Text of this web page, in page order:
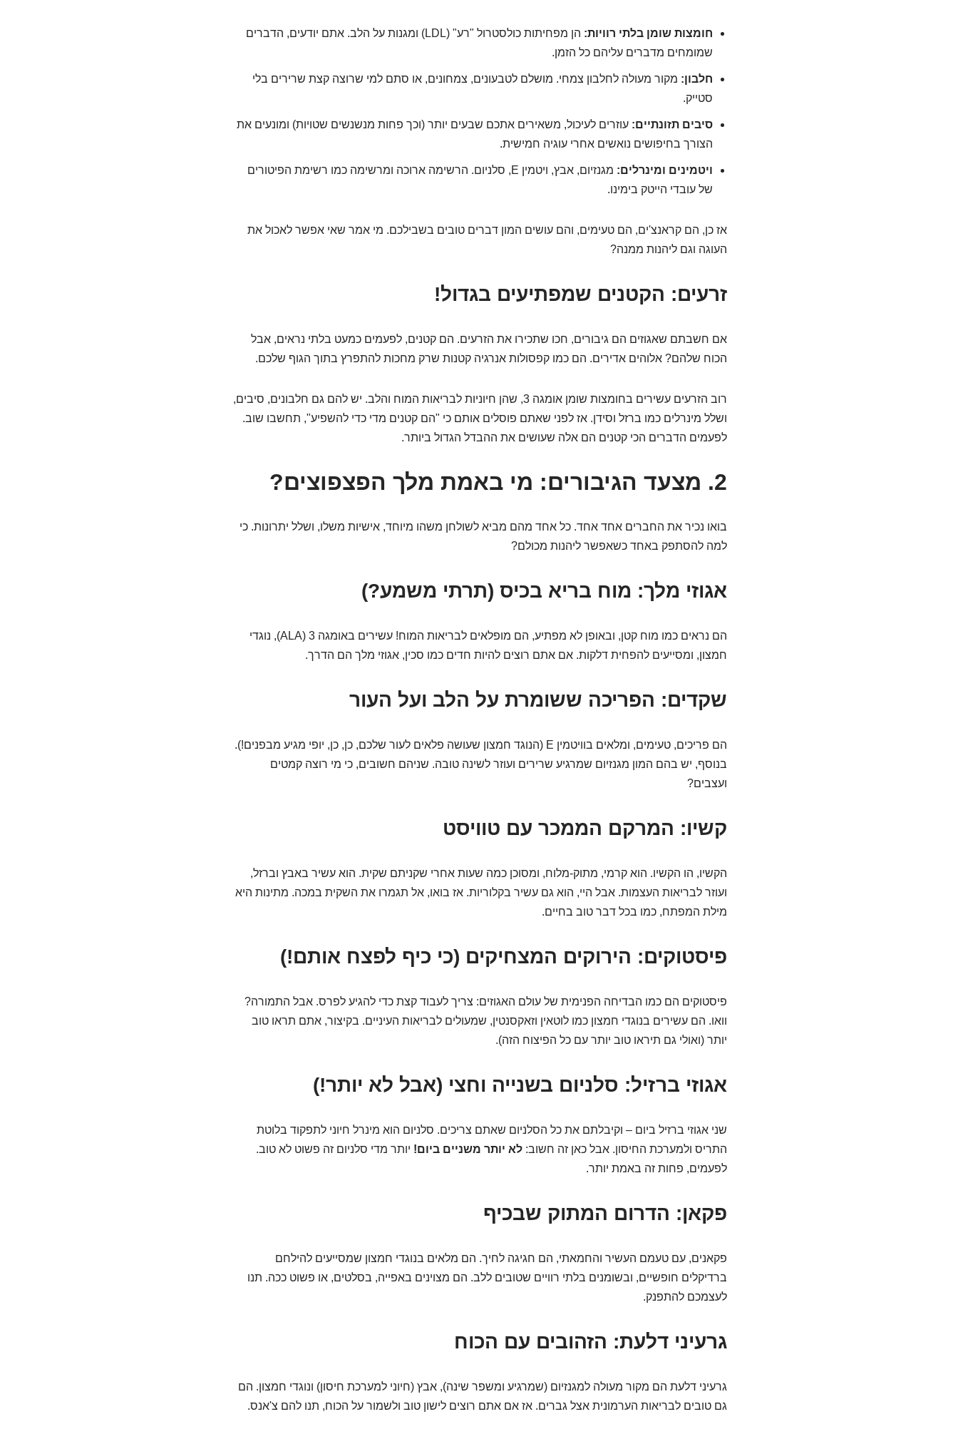
חומצות שומן בלתי רוויות:
הן מפחיתות כולסטרול "רע" (LDL) ומגנות על הלב. אתם יודעים, הדברים
שמומחים מדברים עליהם כל הזמן.
חלבון: מקור מעולה לחלבון צמחי. מושלם לטבעונים, צמחונים, או סתם למי שרוצה קצת שרירים בלי
סטייק.
סיבים תזונתיים: עוזרים לעיכול, משאירים אתכם שבעים יותר (וכך פחות מנשנשים שטויות) ומונעים את
הצורך בחיפושים נואשים אחרי עוגיה חמישית.
ויטמינים ומינרלים:
מגנזיום, אבץ, ויטמין E, סלניום. הרשימה ארוכה ומרשימה כמו רשימת הפיטורים
של עובדי הייטק בימינו.
אז כן, הם קראנצ'ים, הם טעימים, והם עושים המון דברים טובים בשבילכם. מי אמר שאי אפשר לאכול את
העוגה וגם ליהנות ממנה?
זרעים: הקטנים שמפתיעים בגדול!
אם חשבתם שאגוזים הם גיבורים, חכו שתכירו את הזרעים. הם קטנים, לפעמים כמעט בלתי נראים, אבל
הכוח שלהם? אלוהים אדירים. הם כמו קפסולות אנרגיה קטנות שרק מחכות להתפרץ בתוך הגוף שלכם.
רוב הזרעים עשירים בחומצות שומן אומגה 3, שהן חיוניות לבריאות המוח והלב. יש להם גם חלבונים, סיבים,
ושלל מינרלים כמו ברזל וסידן. אז לפני שאתם פוסלים אותם כי "הם קטנים מדי כדי להשפיע", תחשבו שוב.
לפעמים הדברים הכי קטנים הם אלה שעושים את ההבדל הגדול ביותר.
2. מצעד הגיבורים: מי באמת מלך הפצפוצים?
בואו נכיר את החברים אחד אחד. כל אחד מהם מביא לשולחן משהו מיוחד, אישיות משלו, ושלל יתרונות. כי
למה להסתפק באחד כשאפשר ליהנות מכולם?
אגוזי מלך: מוח בריא בכיס (תרתי משמע?)
הם נראים כמו מוח קטן, ובאופן לא מפתיע, הם מופלאים לבריאות המוח! עשירים באומגה 3 (ALA), נוגדי
חמצון, ומסייעים להפחית דלקות. אם אתם רוצים להיות חדים כמו סכין, אגוזי מלך הם הדרך.
שקדים: הפריכה ששומרת על הלב ועל העור
הם פריכים, טעימים, ומלאים בוויטמין E (הנוגד חמצון שעושה פלאים לעור שלכם, כן, כן, יופי מגיע מבפנים!).
בנוסף, יש בהם המון מגנזיום שמרגיע שרירים ועוזר לשינה טובה. שניהם חשובים, כי מי רוצה קמטים
ועצבים?
קשיו: המרקם הממכר עם טוויסט
הקשיו, הו הקשיו. הוא קרמי, מתוק-מלוח, ומסוכן כמה שעות אחרי שקניתם שקית. הוא עשיר באבץ וברזל,
ועוזר לבריאות העצמות. אבל היי, הוא גם עשיר בקלוריות. אז בואו, אל תגמרו את השקית במכה. מתינות היא
מילת המפתח, כמו בכל דבר טוב בחיים.
פיסטוקים: הירוקים המצחיקים (כי כיף לפצח אותם!)
פיסטוקים הם כמו הבדיחה הפנימית של עולם האגוזים: צריך לעבוד קצת כדי להגיע לפרס. אבל התמורה?
וואו. הם עשירים בנוגדי חמצון כמו לוטאין וזאקסנטין, שמעולים לבריאות העיניים. בקיצור, אתם תראו טוב
יותר (ואולי גם תיראו טוב יותר עם כל הפיצוח הזה).
אגוזי ברזיל: סלניום בשנייה וחצי (אבל לא יותר!)
שני אגוזי ברזיל ביום – וקיבלתם את כל הסלניום שאתם צריכים. סלניום הוא מינרל חיוני לתפקוד בלוטת
התריס ולמערכת החיסון. אבל כאן זה חשוב:לא יותר משניים ביום! יותר מדי סלניום זה פשוט לא טוב.
לפעמים, פחות זה באמת יותר.
פקאן: הדרום המתוק שבכיף
פקאנים, עם טעמם העשיר והחמאתי, הם חגיגה לחיך. הם מלאים בנוגדי חמצון שמסייעים להילחם
ברדיקלים חופשיים, ובשומנים בלתי רוויים שטובים ללב. הם מצוינים באפייה, בסלטים, או פשוט ככה. תנו
לעצמכם להתפנק.
גרעיני דלעת: הזהובים עם הכוח
גרעיני דלעת הם מקור מעולה למגנזיום (שמרגיע ומשפר שינה), אבץ (חיוני למערכת חיסון) ונוגדי חמצון. הם
גם טובים לבריאות הערמונית אצל גברים. אז אם אתם רוצים לישון טוב ולשמור על הכוח, תנו להם צ'אנס.